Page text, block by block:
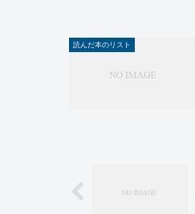
読んだ本のリスト